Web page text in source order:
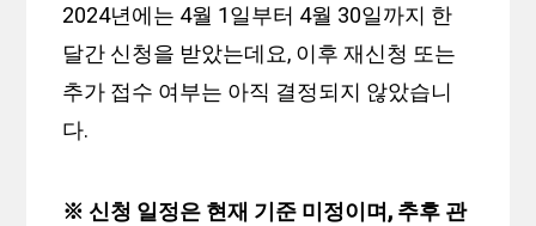
2024년에는 4월 1일부터 4월 30일까지 한
달간 신청을 받았는데요, 이후 재신청 또는
추가 접수 여부는 아직 결정되지 않았습니
다.
※ 신청 일정은 현재 기준 미정이며, 추후 관